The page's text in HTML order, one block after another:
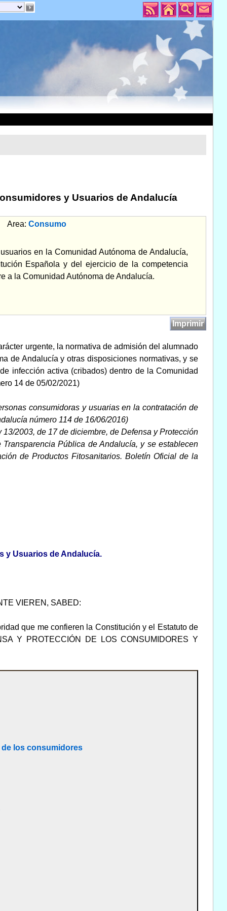
y Usuarios de Andalucía
Area: Consumo
en la Comunidad Autónoma de Andalucía,
Española y del ejercicio de la competencia
a la Comunidad Autónoma de Andalucía.
Imprimir
urgente, la normativa de admisión del alumnado
de Andalucía y otras disposiciones normativas, y se
infección activa (cribados) dentro de la Comunidad
14 de 05/02/2021)
consumidoras y usuarias en la contratación de
número 114 de 16/06/2016)
2003, de 17 de diciembre, de Defensa y Protección
Pública de Andalucía, y se establecen
de Productos Fitosanitarios. Boletín Oficial de la
y Usuarios de Andalucía.
VIEREN, SABED:
que me confieren la Constitución y el Estatuto de
Y PROTECCIÓN DE LOS CONSUMIDORES Y
los consumidores